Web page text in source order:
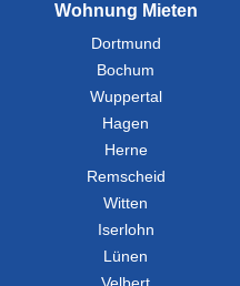
Wohnung Mieten
Dortmund
Bochum
Wuppertal
Hagen
Herne
Remscheid
Witten
Iserlohn
Lünen